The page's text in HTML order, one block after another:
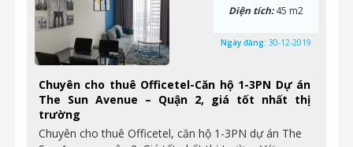
Chuyên cho thuê Officetel-Căn hộ 1-3PN Dự án
The Sun Avenue – Quận 2, giá tốt nhất thị
trường
Chuyên cho thuê Officetel, căn hộ 1-3PN dự án The
Diện tích:45 m2
Ngày đăng: 30-12-2019